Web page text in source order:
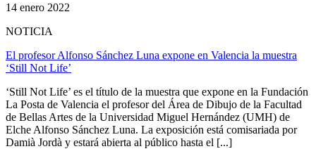
14 enero 2022
NOTICIA
El profesor Alfonso Sánchez Luna expone en Valencia la muestra
‘Still Not Life’
‘Still Not Life’ es el título de la muestra que expone en la Fundación
La Posta de Valencia el profesor del Área de Dibujo de la Facultad
de Bellas Artes de la Universidad Miguel Hernández (UMH) de
Elche Alfonso Sánchez Luna. La exposición está comisariada por
Damià Jordà y estará abierta al público hasta el [...]